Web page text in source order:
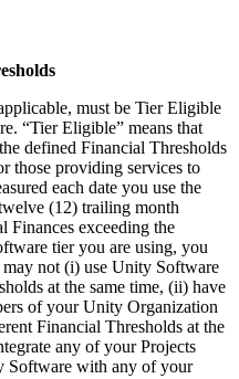
com o Unity
multiplayer
must be Tier Eligible
“Tier Eligible” means that
defined Financial Thresholds
those providing services to
each date you use the
(12) trailing month
Finances exceeding the
tier you are using, you
not (i) use Unity Software
at the same time, (ii) have
of your Unity Organization
Financial Thresholds at the
any of your Projects
Software with any of your